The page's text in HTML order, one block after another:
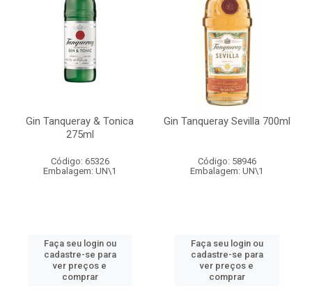
Gin Tanqueray & Tonica
275ml
Código: 65326
Embalagem: UN\1
Faça seu login ou
cadastre-se para
ver preços e
comprar
Gin Tanqueray Sevilla 700ml
Código: 58946
Embalagem: UN\1
Faça seu login ou
cadastre-se para
ver preços e
comprar